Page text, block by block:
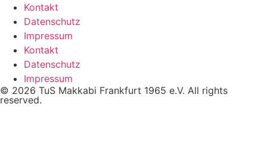
Kontakt
Datenschutz
Impressum
Kontakt
Datenschutz
Impressum
© 2026 TuS Makkabi Frankfurt 1965 e.V. All rights
reserved.